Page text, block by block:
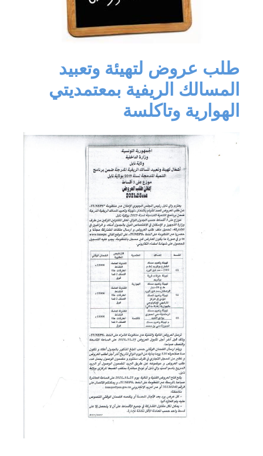
طلب عروض لتهيئة وتعبيد
المسالك الريفية بمعتمديتي
الهوارية وتاكلسة